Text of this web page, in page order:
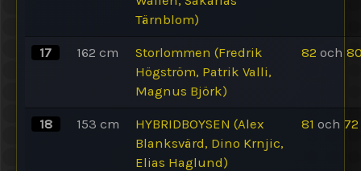
Tärnblom)
17 162 cm
Storlommen (Fredrik
Högström, Patrik Valli,
Magnus Björk)
82 och
18 153 cm
HYBRIDBOYSEN (Alex
Blanksvärd, Dino Krnjic,
Elias Haglund)
81 och 72